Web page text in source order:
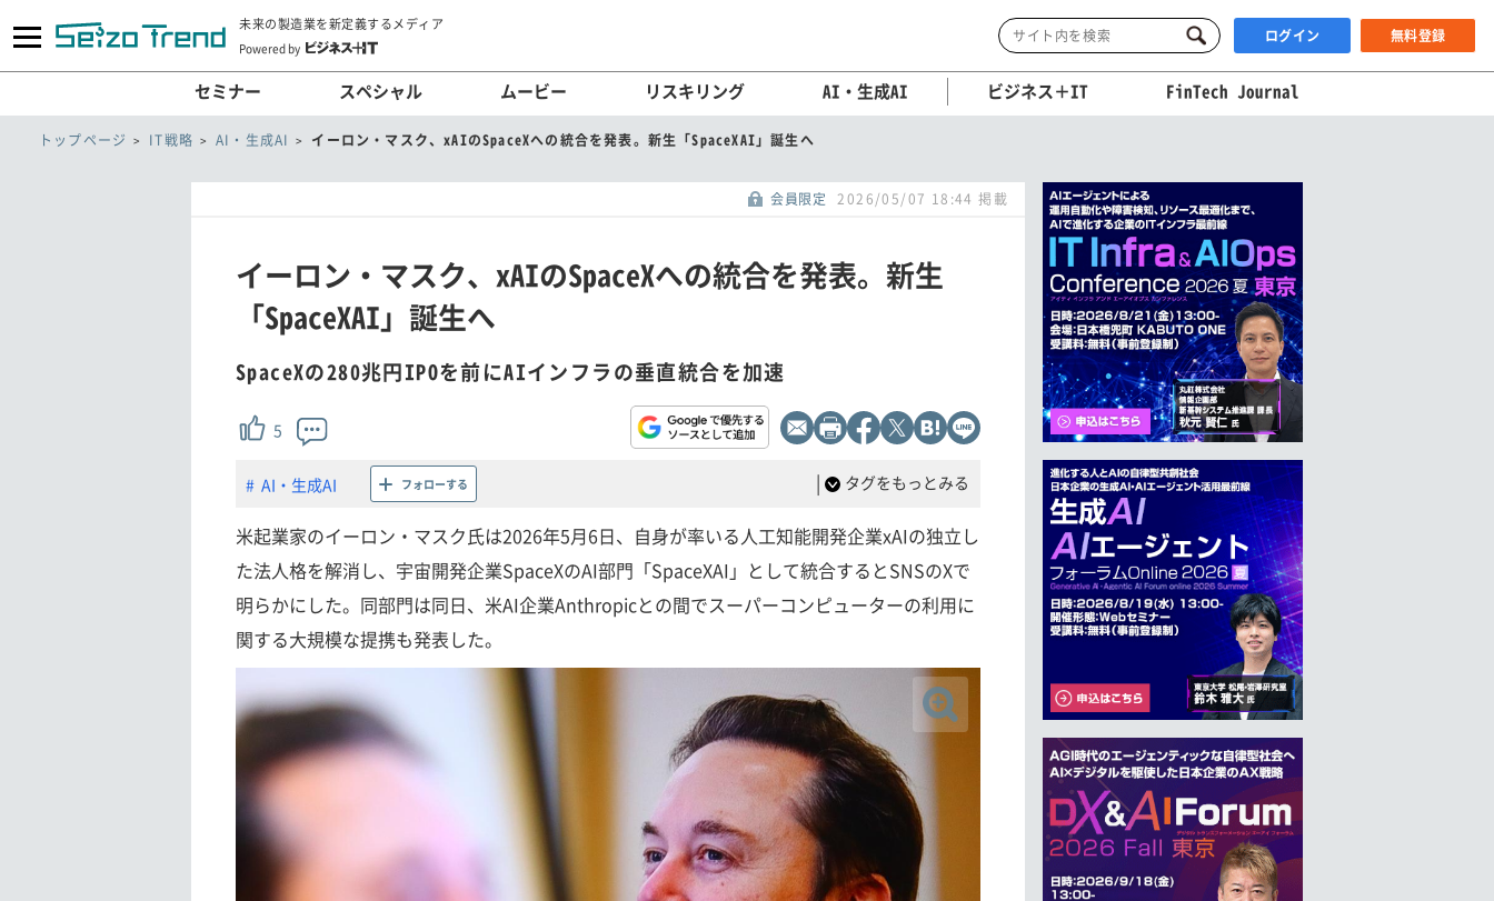
未来の製造業を新定義するメディア
Powered by
ログイン 無料登録
セミナー スペシャル ムービー リスキリング AI・生成AI ビジネス＋IT FinTech Journal
トップページ IT戦略 AI・生成AI イーロン・マスク、xAIのSpaceXへの統合を発表。新生「SpaceXAI」誕生へ
会員限定 2026/05/07 18:44 掲載
イーロン・マスク、xAIのSpaceXへの統合を発表。新生
「SpaceXAI」誕生へ
SpaceXの280兆円IPOを前にAIインフラの垂直統合を加速
5
AI・生成AI フォローする | タグをもっとみる
米起業家のイーロン・マスク氏は2026年5月6日、自身が率いる人工知能開発企業xAIの独立し
た法人格を解消し、宇宙開発企業SpaceXのAI部門「SpaceXAI」として統合するとSNSのXで
明らかにした。同部門は同日、米AI企業Anthropicとの間でスーパーコンピューターの利用に
関する大規模な提携も発表した。